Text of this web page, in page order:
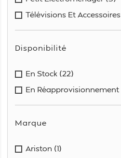
Télévisions Et Accessoires
Disponibilité
En Stock (22)
En Réapprovisionnement
Marque
Ariston (1)